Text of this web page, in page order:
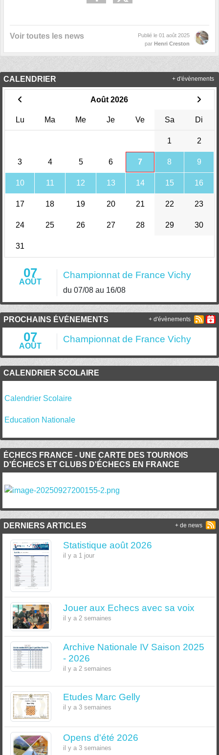
Voir toutes les news Publié le 01 août 2025
par Henri Creston
CALENDRIER
Août 2026
Lu Ma Me Je Ve Sa Di
1 2
3 4 5 6 7 8 9
10 11 12 13 14 15 16
17 18 19 20 21 22 23
24 25 26 27 28 29 30
31
07
AOÛT
Championnat de France Vichy
du 07/08 au 16/08
+ d'évènements
PROCHAINS ÉVÉNEMENTS
07
AOÛT
Championnat de France Vichy
+ d'évènements
CALENDRIER SCOLAIRE
Calendrier Scolaire
Education Nationale
ÉCHECS FRANCE - UNE CARTE DES TOURNOIS
D'ÉCHECS ET CLUBS D'ÉCHECS EN FRANCE
DERNIERS ARTICLES
Statistique août 2026
il y a 1 jour
Jouer aux Echecs avec sa voix
il y a 2 semaines
Archive Nationale IV Saison 2025
- 2026
il y a 2 semaines
Etudes Marc Gelly
il y a 3 semaines
Opens d'été 2026
il y a 3 semaines
+ de news